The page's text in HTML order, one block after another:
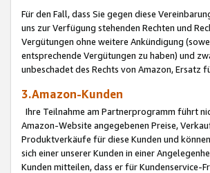
Für den Fall, dass Sie gegen diese
uns zur Verfügung stehenden Rechten und
Vergütungen ohne weitere Ankündigung
entsprechende Vergütungen zu haben) und
unbeschadet des Rechts von Amazon,
3.Amazon-Kunden
Ihre Teilnahme am Partnerprogramm führt
Amazon-Website angegebenen Preise,
Produktverkäufe für diese Kunden und
sich einer unserer Kunden in einer
Kunden mitteilen, dass er für Kundenservice-